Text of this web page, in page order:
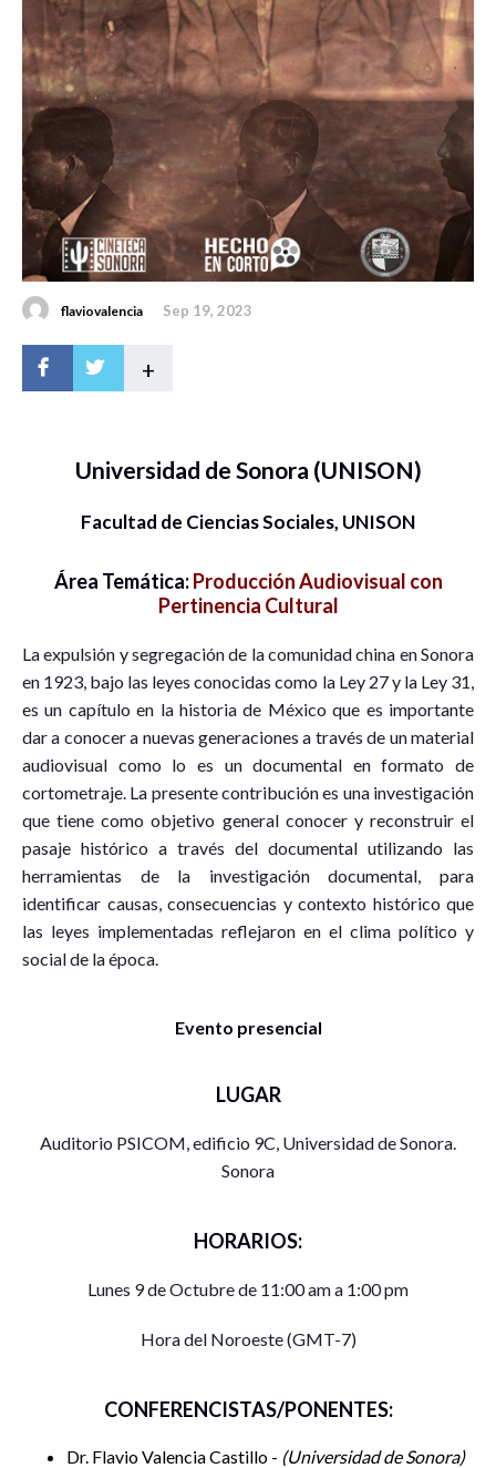
flaviovalencia Sep 19, 2023
+
Universidad de Sonora (UNISON)
Facultad de Ciencias Sociales, UNISON
Área Temática:Producción Audiovisual con
Pertinencia Cultural
La expulsión y segregación de la comunidad china en Sonora
en 1923, bajo las leyes conocidas como la Ley 27 y la Ley 31,
es un capítulo en la historia de México que es importante
dar a conocer a nuevas generaciones a través de un material
audiovisual como lo es un documental en formato de
cortometraje. La presente contribución es una investigación
que tiene como objetivo general conocer y reconstruir el
pasaje histórico a través del documental utilizando las
herramientas de la investigación documental, para
identificar causas, consecuencias y contexto histórico que
las leyes implementadas reflejaron en el clima político y
social de la época.
Evento presencial
LUGAR
Auditorio PSICOM, edificio 9C, Universidad de Sonora.
Sonora
HORARIOS:
Lunes 9 de Octubre de 11:00 am a 1:00 pm
Hora del Noroeste (GMT-7)
CONFERENCISTAS/PONENTES:
Dr. Flavio Valencia Castillo - Universidad de Sonora